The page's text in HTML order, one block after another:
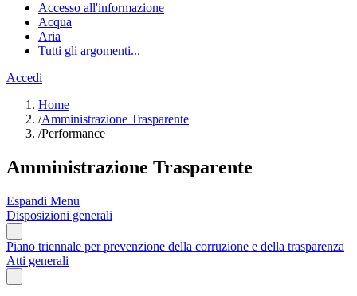
Accesso all'informazione
Acqua
Aria
Tutti gli argomenti...
Accedi
Home
/Amministrazione Trasparente
/Performance
Amministrazione Trasparente
Espandi Menu
Disposizioni generali
Piano triennale per prevenzione della corruzione e della trasparenza
Atti generali